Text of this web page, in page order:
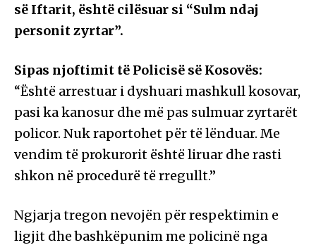
së Iftarit, është cilësuar si “Sulm ndaj
personit zyrtar”.
Sipas njoftimit të Policisë së Kosovës:
“Është arrestuar i dyshuari mashkull kosovar,
pasi ka kanosur dhe më pas sulmuar zyrtarët
policor. Nuk raportohet për të lënduar. Me
vendim të prokurorit është liruar dhe rasti
shkon në procedurë të rregullt.”
Ngjarja tregon nevojën për respektimin e
ligjit dhe bashkëpunim me policinë nga